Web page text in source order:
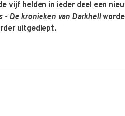
vijf helden in ieder deel een
- De kronieken van Darkhell
uitgediept.